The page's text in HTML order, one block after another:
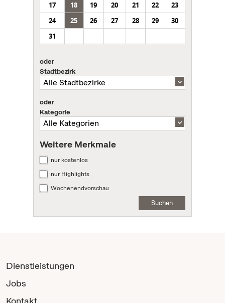
17
18 19 20 21 22
23
24
25 26 27 28 29
30
31
oder
Stadtbezirk
oder
Kategorie
Weitere Merkmale
nur kostenlos
nur Highlights
Wochenendvorschau
Suchen
Dienstleistungen
Jobs